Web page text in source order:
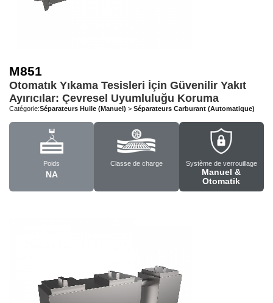
M851
Otomatık Yıkama Tesisleri İçin Güvenilir Yakıt
Ayırıcılar: Çevresel Uyumluluğu Koruma
Catégorie:Séparateurs Huile (Manuel) > Séparateurs Carburant (Automatique)
Poids
NA
Classe de charge Système de verrouillage
Manuel &
Otomatik